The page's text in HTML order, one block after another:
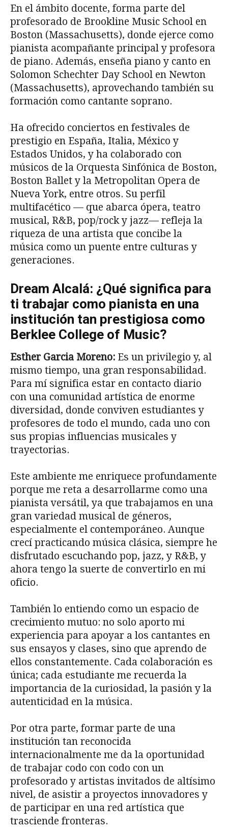
En el ámbito docente, forma parte del
profesorado de Brookline Music School en
Boston (Massachusetts), donde ejerce como
pianista acompañante principal y profesora
de piano. Además, enseña piano y canto en
Solomon Schechter Day School en Newton
(Massachusetts), aprovechando también su
formación como cantante soprano.
Ha ofrecido conciertos en festivales de
prestigio en España, Italia, México y
Estados Unidos, y ha colaborado con
músicos de la Orquesta Sinfónica de Boston,
Boston Ballet y la Metropolitan Opera de
Nueva York, entre otros. Su perfil
multifacético — que abarca ópera, teatro
musical, R&B, pop/rock y jazz— refleja la
riqueza de una artista que concibe la
música como un puente entre culturas y
generaciones.
Dream Alcalá: ¿Qué significa para
ti trabajar como pianista en una
institución tan prestigiosa como
Berklee College of Music?
Esther Garcia Moreno: Es un privilegio y, al
mismo tiempo, una gran responsabilidad.
Para mí significa estar en contacto diario
con una comunidad artística de enorme
diversidad, donde conviven estudiantes y
profesores de todo el mundo, cada uno con
sus propias influencias musicales y
trayectorias.
Este ambiente me enriquece profundamente
porque me reta a desarrollarme como una
pianista versátil, ya que trabajamos en una
gran variedad musical de géneros,
especialmente el contemporáneo. Aunque
crecí practicando música clásica, siempre he
disfrutado escuchando pop, jazz, y R&B, y
ahora tengo la suerte de convertirlo en mi
oficio.
También lo entiendo como un espacio de
crecimiento mutuo: no solo aporto mi
experiencia para apoyar a los cantantes en
sus ensayos y clases, sino que aprendo de
ellos constantemente. Cada colaboración es
única; cada estudiante me recuerda la
importancia de la curiosidad, la pasión y la
autenticidad en la música.
Por otra parte, formar parte de una
institución tan reconocida
internacionalmente me da la oportunidad
de trabajar codo con codo con un
profesorado y artistas invitados de altísimo
nivel, de asistir a proyectos innovadores y
de participar en una red artística que
trasciende fronteras.